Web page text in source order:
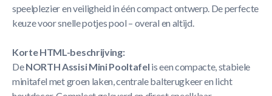
speelplezier en veiligheid in één compact ontwerp. De perfecte
keuze voor snelle potjes pool – overal en altijd.
Korte HTML-beschrijving:
DeNORTH Assisi Mini Pooltafel is een compacte, stabiele
minitafel met groen laken, centrale balterugkeer en licht